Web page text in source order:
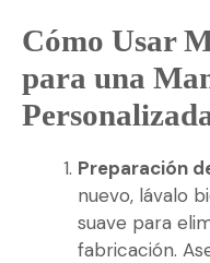
Cómo Usar
para una
Preparación
nuevo, lávalo
suave para
fabricación.